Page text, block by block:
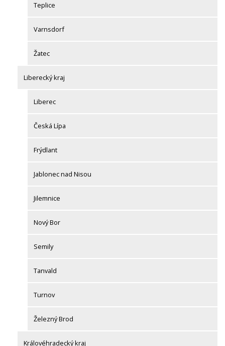
Teplice
Varnsdorf
Žatec
Liberecký kraj
Liberec
Česká Lípa
Frýdlant
Jablonec nad Nisou
Jilemnice
Nový Bor
Semily
Tanvald
Turnov
Železný Brod
Královéhradecký kraj